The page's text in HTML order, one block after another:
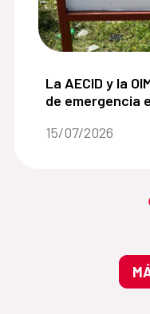
de Jacmel
La AECID y la
La AECID y la
de emergencia
Fecha de la
15/07/2026